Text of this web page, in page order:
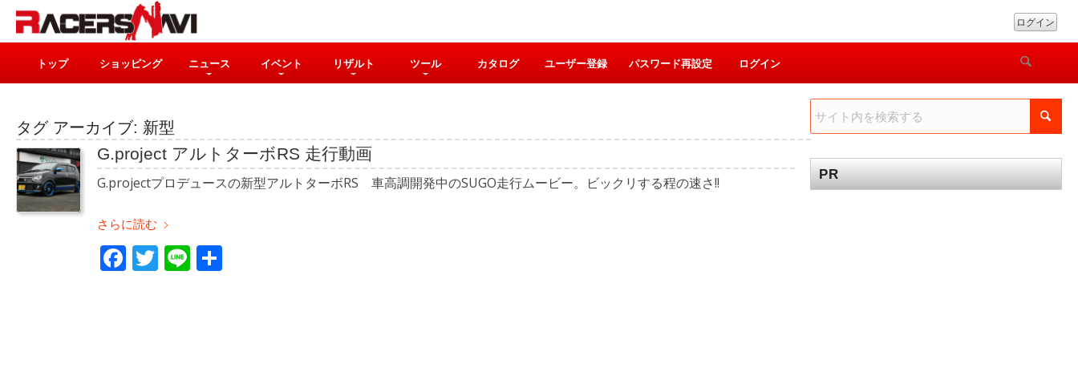
ログイン
トップ ショッピング ニュース イベント リザルト ツール カタログ ユーザー登録 パスワード再設定 ログイン
タグ アーカイブ: 新型
G.project アルトターボRS 走行動画
G.projectプロデュースの新型アルトターボRS 車高調開発中のSUGO走行ムービー。ビックリする程の速さ!!
さらに読む
Facebook
Twitter
Line
PR